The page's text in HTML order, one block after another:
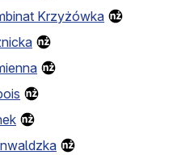
Krzyżówka